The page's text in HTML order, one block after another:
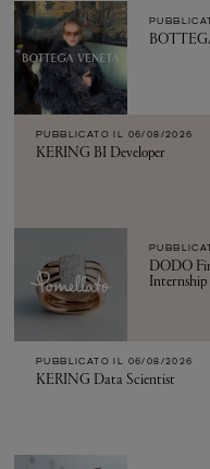
PUBBLICATO IL 06/08/2026
KERING BI Developer
DODO
Internship
PUBBLICATO IL 06/08/2026
KERING Data Scientist